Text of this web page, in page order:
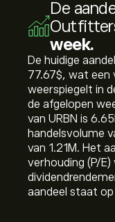
De
week.
De huidige
77.67‎$‎, wat een
weerspiegelt in
de afgelopen
van URBN is
handelsvolume
van 1.21M. Het
verhouding (P/E)
aandeel staat op